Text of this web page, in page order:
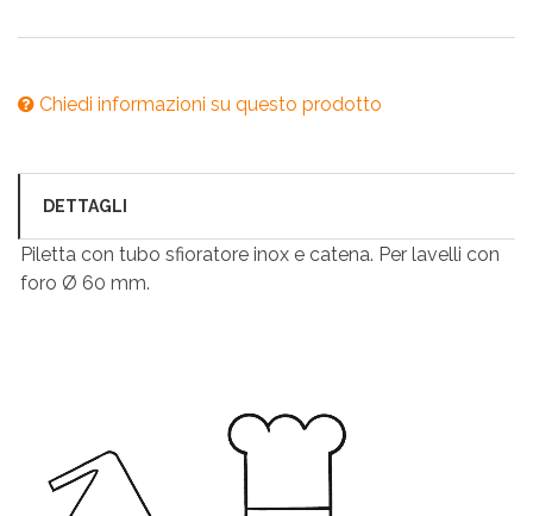
Chiedi informazioni su questo prodotto
DETTAGLI
Piletta con tubo sfioratore inox e catena. Per lavelli con
foro Ø 60 mm.